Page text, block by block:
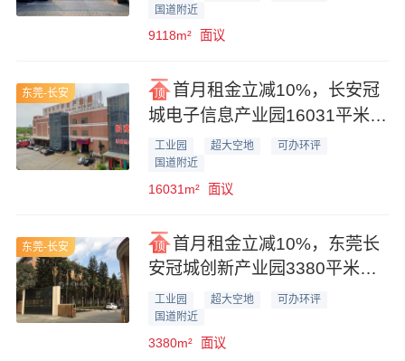
国道附近
9118m² 面议
东莞-长安
首月租金立减10%，长安冠
城电子信息产业园16031平米厂
房仓库业主直租
工业园 超大空地
可办环评
国道附近
16031m² 面议
东莞-长安
首月租金立减10%，东莞长
安冠城创新产业园3380平米花
园式厂房业主直租
工业园 超大空地
可办环评
国道附近
3380m² 面议